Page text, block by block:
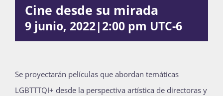
Súmate
Publicaciones
Cine desde su mirada
9 junio, 2022|2:00 pm UTC-6
Se proyectarán películas que abordan temáticas
LGBTTTQI+ desde la perspectiva artística de directoras y